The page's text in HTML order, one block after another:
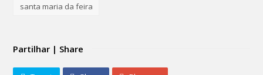
santa maria da feira
Partilhar | Share